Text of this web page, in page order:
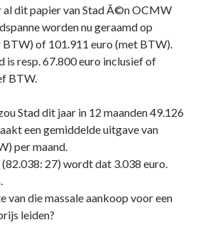
al dit papier van Stad Ã©n OCMW
worden nu geraamd op
BTW) of 101.911 euro (met BTW).
is resp. 67.800 euro inclusief of
BTW.
Stad dit jaar in 12 maanden 49.126
een gemiddelde uitgave van
per maand.
27) wordt dat 3.038 euro.
van die massale aankoop voor een
leiden?